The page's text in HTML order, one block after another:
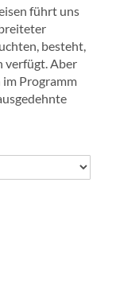
führt uns
besteht,
verfügt. Aber
im Programm